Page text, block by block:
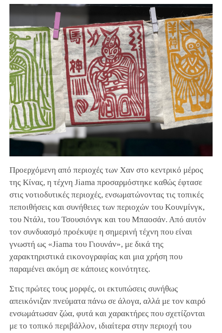
Προερχόμενη από περιοχές των Χαν στο κεντρικό μέρος
της Κίνας, η τέχνη Jiama προσαρμόστηκε καθώς έφτασε
στις νοτιοδυτικές περιοχές, ενσωματώνοντας τις τοπικές
πεποιθήσεις και συνήθειες των περιοχών του Κουνμίνγκ,
του Ντάλι, του Τσουσιόνγκ και του Μπαοσάν. Από αυτόν
τον συνδυασμό προέκυψε η σημερινή τέχνη που είναι
γνωστή ως «Jiama του Γιουνάν», με δικά της
χαρακτηριστικά εικονογραφίας και μια χρήση που
παραμένει ακόμη σε κάποιες κοινότητες.
Στις πρώτες τους μορφές, οι εκτυπώσεις συνήθως
απεικόνιζαν πνεύματα πάνω σε άλογα, αλλά με τον καιρό
ενσωμάτωσαν ζώα, φυτά και χαρακτήρες που σχετίζονται
με το τοπικό περιβάλλον, ιδιαίτερα στην περιοχή του